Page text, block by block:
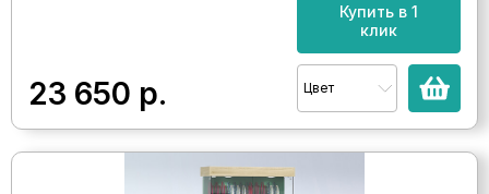
23 650 р.
Купить в 1
клик
Цвет